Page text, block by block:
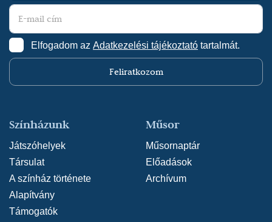
Elfogadom az Adatkezelési tájékoztató tartalmát.
Feliratkozom
Színházunk
Játszóhelyek
Társulat
A színház története
Alapítvány
Támogatók
Műsor
Műsornaptár
Előadások
Archívum